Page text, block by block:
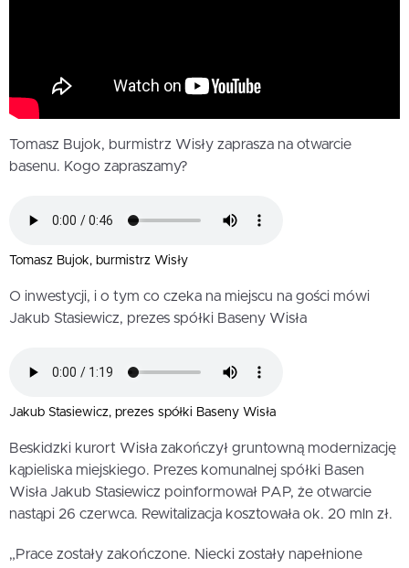
Tomasz Bujok, burmistrz Wisły zaprasza na otwarcie
basenu. Kogo zapraszamy?
Tomasz Bujok, burmistrz Wisły
O inwestycji, i o tym co czeka na miejscu na gości mówi
Jakub Stasiewicz, prezes spółki Baseny Wisła
Jakub Stasiewicz, prezes spółki Baseny Wisła
Beskidzki kurort Wisła zakończył gruntowną modernizację
kąpieliska miejskiego. Prezes komunalnej spółki Basen
Wisła Jakub Stasiewicz poinformował PAP, że otwarcie
nastąpi 26 czerwca. Rewitalizacja kosztowała ok. 20 mln zł.
„Prace zostały zakończone. Niecki zostały napełnione